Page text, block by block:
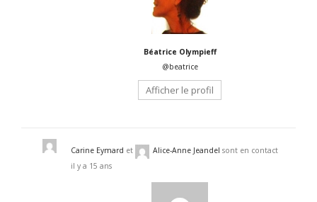
Béatrice Olympieff
@beatrice
Afficher le profil
Carine Eymard et Alice-Anne Jeandel sont en contact
il y a 15 ans